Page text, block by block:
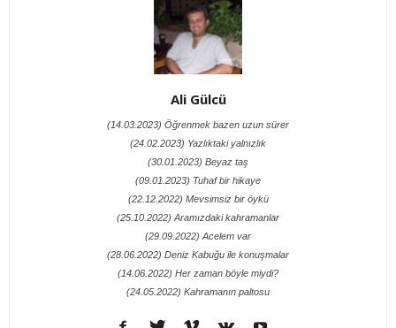
Ali Gülcü
(14.03.2023) Öğrenmek bazen uzun sürer
(24.02.2023) Yazlıktaki yalnızlık
(30.01.2023) Beyaz taş
(09.01.2023) Tuhaf bir hikaye
(22.12.2022) Mevsimsiz bir öykü
(25.10.2022) Aramızdaki kahramanlar
(29.09.2022) Acelem var
(28.06.2022) Deniz Kabuğu ile konuşmalar
(14.06.2022) Her zaman böyle miydi?
(24.05.2022) Kahramanın paltosu